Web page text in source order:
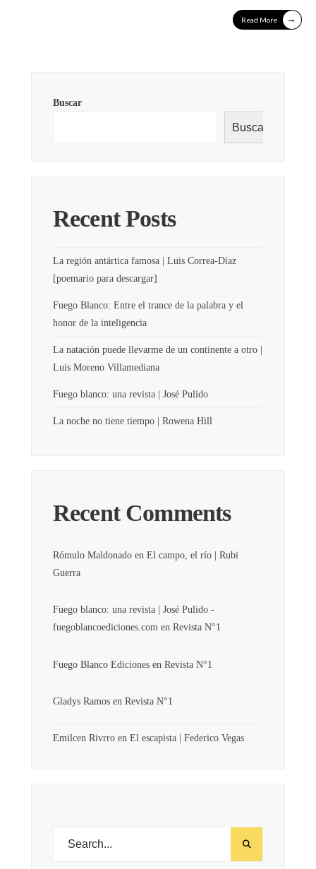
Read More →
Buscar
Buscar
Recent Posts
La región antártica famosa | Luis Correa-Díaz
[poemario para descargar]
Fuego Blanco: Entre el trance de la palabra y el
honor de la inteligencia
La natación puede llevarme de un continente a otro |
Luis Moreno Villamediana
Fuego blanco: una revista | José Pulido
La noche no tiene tiempo | Rowena Hill
Recent Comments
Rómulo Maldonado en El campo, el río | Rubi
Guerra
Fuego blanco: una revista | José Pulido -
fuegoblancoediciones.com en Revista N°1
Fuego Blanco Ediciones en Revista N°1
Gladys Ramos en Revista N°1
Emilcen Rivrro en El escapista | Federico Vegas